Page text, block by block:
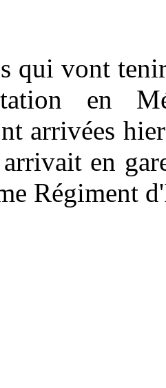
qui vont
en
arrivées
en
Régiment